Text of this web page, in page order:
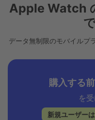
Apple Watch
データ無制限のモバイルプ
購入する
を
新規ユーザー